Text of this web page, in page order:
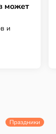
может
и
Праздники